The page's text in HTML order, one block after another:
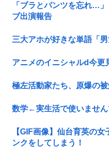
「ブラとパンツを忘れ…
ブ出演報告
三大アホが好きな単語「
アニメのイニシャルd今更
極左活動家たち、原爆の
数学←実生活で使いませ
【GIF画像】仙台育英の
ンクをしてしまう！